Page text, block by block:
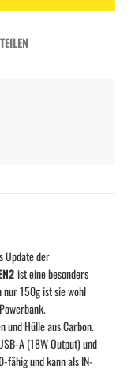
TEILEN
Update der
ist eine besonders
nur 150g ist sie wohl
und Hülle aus Carbon.
A (18W Output) und
fähig und kann als IN-